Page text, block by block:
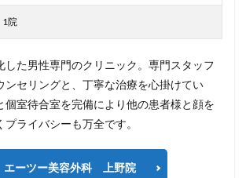
1院
した男性専門のクリニック。専門スタッフ
ンセリングと、丁寧な治療を心掛けてい
個室待合室を完備により他の患者様と顔を
ライバシーも万全です。
エーツー美容外科 上野院